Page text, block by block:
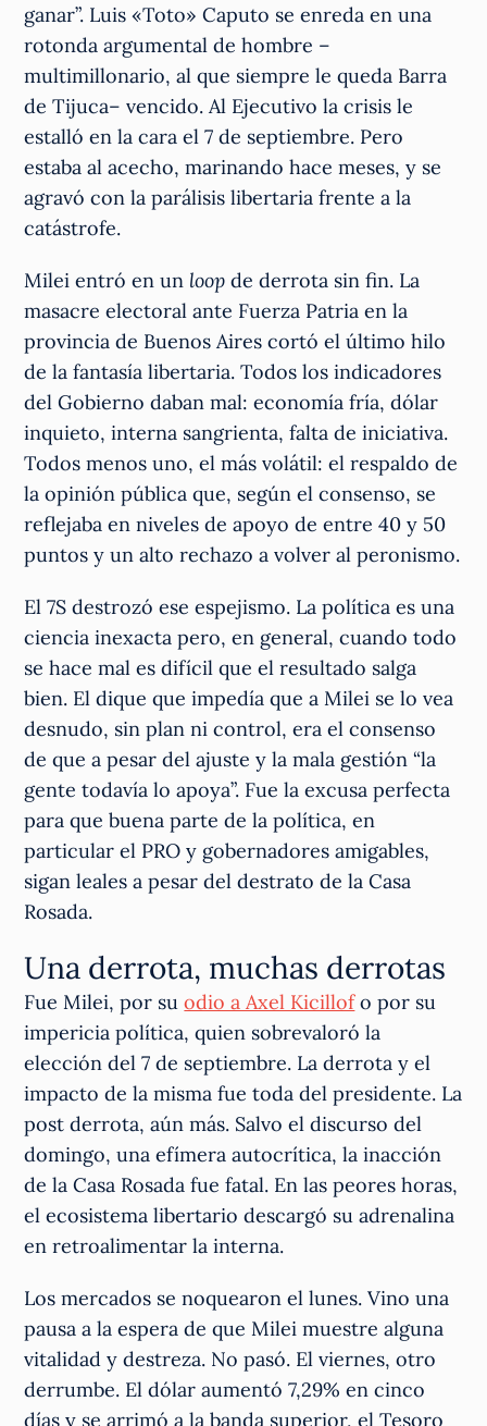
ganar”. Luis «Toto» Caputo se enreda en una
rotonda argumental de hombre –
multimillonario, al que siempre le queda Barra
de Tijuca– vencido. Al Ejecutivo la crisis le
estalló en la cara el 7 de septiembre. Pero
estaba al acecho, marinando hace meses, y se
agravó con la parálisis libertaria frente a la
catástrofe.
Milei entró en un loop de derrota sin fin. La
masacre electoral ante Fuerza Patria en la
provincia de Buenos Aires cortó el último hilo
de la fantasía libertaria. Todos los indicadores
del Gobierno daban mal: economía fría, dólar
inquieto, interna sangrienta, falta de iniciativa.
Todos menos uno, el más volátil: el respaldo de
la opinión pública que, según el consenso, se
reflejaba en niveles de apoyo de entre 40 y 50
puntos y un alto rechazo a volver al peronismo.
El 7S destrozó ese espejismo. La política es una
ciencia inexacta pero, en general, cuando todo
se hace mal es difícil que el resultado salga
bien. El dique que impedía que a Milei se lo vea
desnudo, sin plan ni control, era el consenso
de que a pesar del ajuste y la mala gestión “la
gente todavía lo apoya”. Fue la excusa perfecta
para que buena parte de la política, en
particular el PRO y gobernadores amigables,
sigan leales a pesar del destrato de la Casa
Rosada.
Una derrota, muchas derrotas
Fue Milei, por suodio a Axel Kicillofo por su
impericia política, quien sobrevaloró la
elección del 7 de septiembre. La derrota y el
impacto de la misma fue toda del presidente. La
post derrota, aún más. Salvo el discurso del
domingo, una efímera autocrítica, la inacción
de la Casa Rosada fue fatal. En las peores horas,
el ecosistema libertario descargó su adrenalina
en retroalimentar la interna.
Los mercados se noquearon el lunes. Vino una
pausa a la espera de que Milei muestre alguna
vitalidad y destreza. No pasó. El viernes, otro
derrumbe. El dólar aumentó 7,29% en cinco
días y se arrimó a la banda superior, el Tesoro